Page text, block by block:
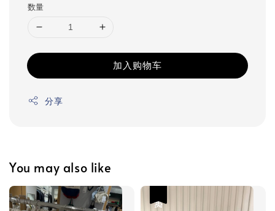
数量
加入购物车
分享
You may also like